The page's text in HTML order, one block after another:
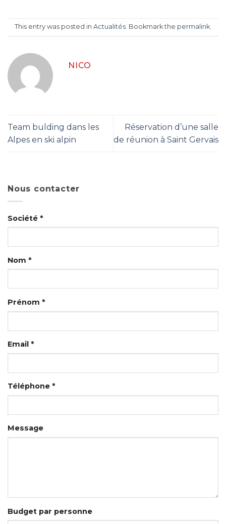
This entry was posted in Actualités. Bookmark the permalink.
NICO
Team bulding dans les
Alpes en ski alpin
Réservation d’une salle
de réunion à Saint Gervais
Nous contacter
Société *
Nom *
Prénom *
Email *
Téléphone *
Message
Budget par personne